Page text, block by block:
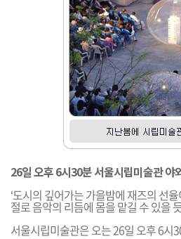
26일 오후 6시30분 서울시립미술관 야
‘도시의 깊어가는 가을밤에 재즈의 선
절로 음악의 리듬에 몸을 맡길 수 있을
서울시립미술관은 오는 26일 오후 6시